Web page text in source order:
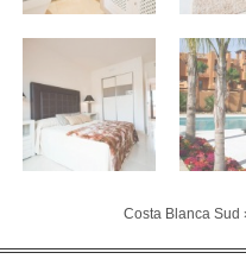
Costa Blanca Sud